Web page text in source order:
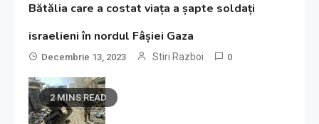
Bătălia care a costat viața a șapte soldați
israelieni în nordul Fâșiei Gaza
Decembrie 13, 2023 Stiri Razboi 0
2 MINS READ